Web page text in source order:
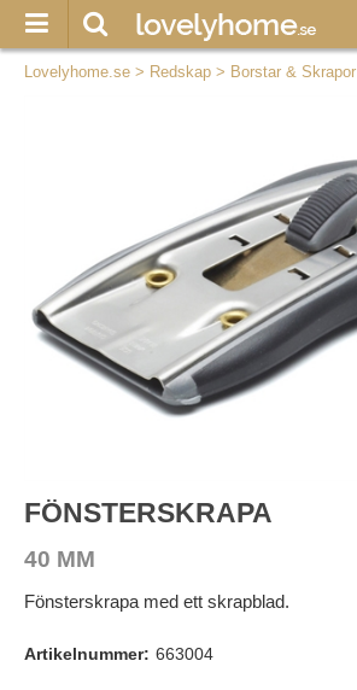
Lovelyhome.se > Redskap > Borstar & Skrapor
FÖNSTERSKRAPA
40 MM
Fönsterskrapa med ett skrapblad.
Artikelnummer: 663004